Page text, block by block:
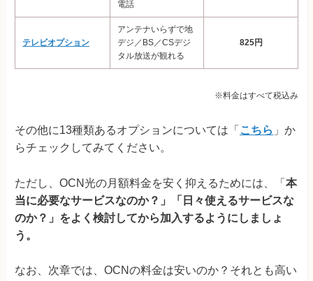
電話
テレビオプション
アンテナいらずで地
デジ／BS／CSデジ
タル放送が観れる
825円
※料金はすべて税込み
その他に13種類あるオプションについては「 こちら 」か
らチェックしてみてください。
ただし、OCN光の月額料金を安く抑えるためには、「 本
当に必要なサービスなのか？」「日々使えるサービスな
のか？」をよく検討してから加入するようにしましょ
う。
なお、次章では、OCNの料金は安いのか？それとも高い